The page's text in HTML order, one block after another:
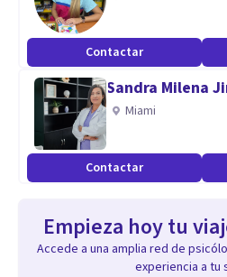
Contactar
Sandra Milena
Miami
Contactar
Empieza hoy tu
Accede a una amplia red de
experiencia a tu